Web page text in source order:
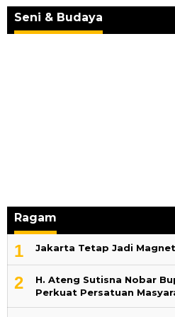
Seni & Budaya
BERKARYA UNTUK PE…
Ragam
1 Jakarta Tetap Jadi
2
H. Ateng Sutisna Nobar
Perkuat Persatuan